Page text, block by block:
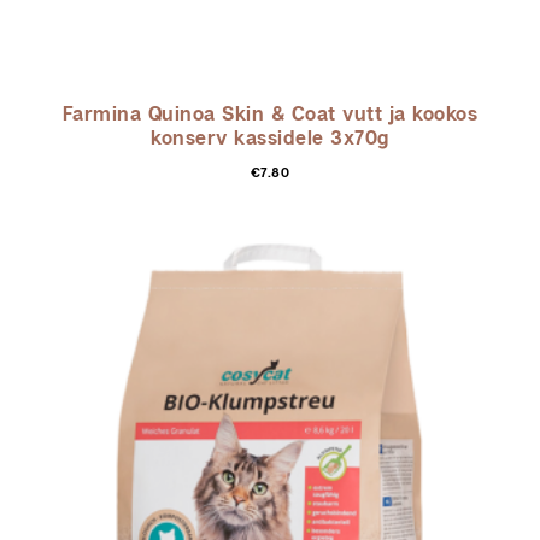
Farmina Quinoa Skin & Coat vutt ja kookos
konserv kassidele 3x70g
€7.80